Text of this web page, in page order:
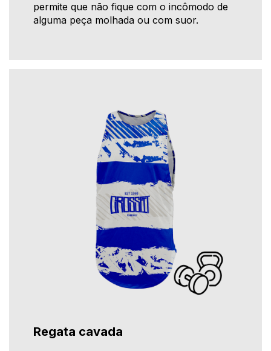
permite que não fique com o incômodo de
alguma peça molhada ou com suor.
Regata cavada